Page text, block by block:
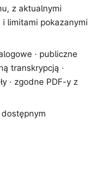
z aktualnymi
i limitami pokazanymi
· publiczne
transkrypcją ·
· zgodne PDF-y z